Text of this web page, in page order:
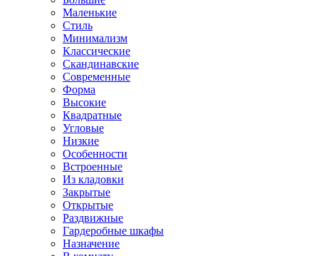
Маленькие
Стиль
Минимализм
Классические
Скандинавские
Современные
Форма
Высокие
Квадратные
Угловые
Низкие
Особенности
Встроенные
Из кладовки
Закрытые
Открытые
Раздвижные
Гардеробные шкафы
Назначение